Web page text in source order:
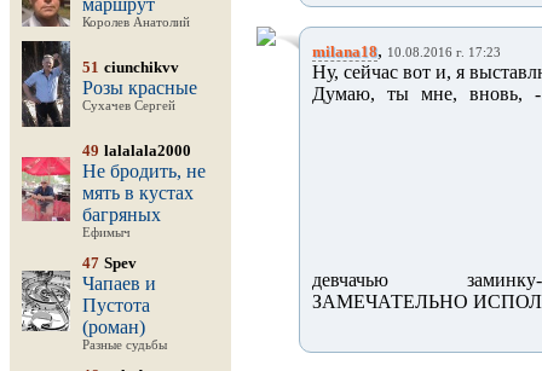
маршрут
Королев Анатолий
51 ciunchikvv
Розы красные
Сухачев Сергей
49 lalalala2000
Не бродить, не
мять в кустах
багряных
Ефимыч
47 Spev
Чапаев и
Пустота
(роман)
Разные судьбы
milana18, 10.08.2016 г. 17:23
Ну, сейчас вот и, я
Думаю, ты мне, вновь, -
девчачью
ЗАМЕЧАТЕЛЬНО